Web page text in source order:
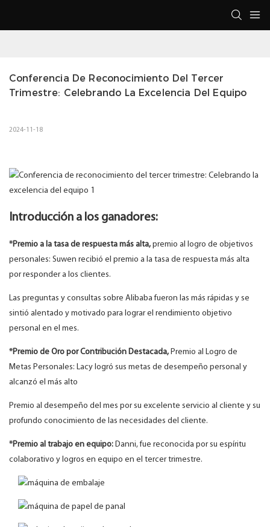
Conferencia De Reconocimiento Del Tercer
Trimestre: Celebrando La Excelencia Del Equipo
2024-11-18
Introducción a los ganadores:
*Premio a la tasa de respuesta más alta, premio al logro de objetivos
personales: Suwen recibió el premio a la tasa de respuesta más alta
por responder a los clientes.
Las preguntas y consultas sobre Alibaba fueron las más rápidas y se
sintió alentado y motivado para lograr el rendimiento objetivo
personal en el mes.
*Premio de Oro por Contribución Destacada, Premio al Logro de
Metas Personales: Lacy logró sus metas de desempeño personal y
alcanzó el más alto
Premio al desempeño del mes por su excelente servicio al cliente y su
profundo conocimiento de las necesidades del cliente.
*Premio al trabajo en equipo: Danni, fue reconocida por su espíritu
colaborativo y logros en equipo en el tercer trimestre.